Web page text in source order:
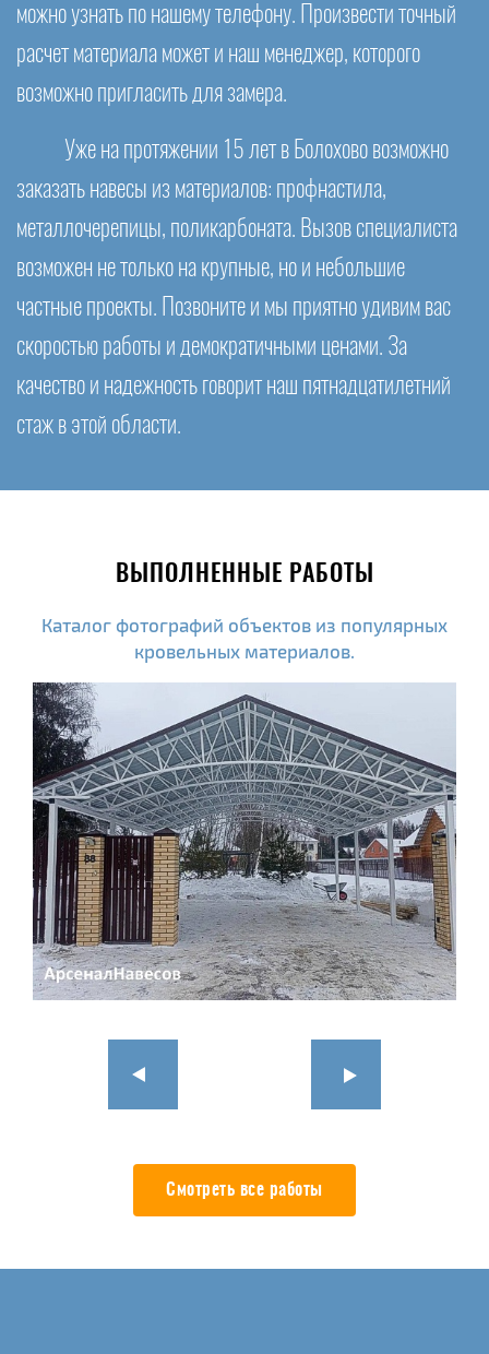
можно узнать по нашему телефону. Произвести точный
расчет материала может и наш менеджер, которого
возможно пригласить для замера.
Уже на протяжении 15 лет в Болохово возможно
заказать навесы из материалов: профнастила,
металлочерепицы, поликарбоната. Вызов специалиста
возможен не только на крупные, но и небольшие
частные проекты. Позвоните и мы приятно удивим вас
скоростью работы и демократичными ценами. За
качество и надежность говорит наш пятнадцатилетний
стаж в этой области.
ВЫПОЛНЕННЫЕ РАБОТЫ
Каталог фотографий объектов из популярных
кровельных материалов.
Смотреть все работы